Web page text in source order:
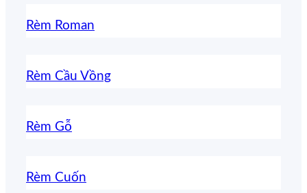
Rèm Roman
Rèm Cầu Vồng
Rèm Gỗ
Rèm Cuốn